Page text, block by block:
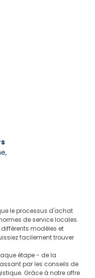
,
le processus d'achat
de service locales.
modèles et
facilement trouver
étape - de la
par les conseils de
Grâce à notre offre